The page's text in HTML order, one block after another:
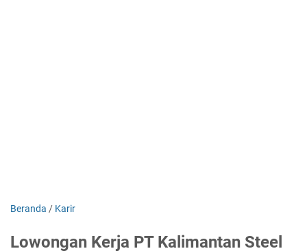
Beranda / Karir
Lowongan Kerja PT Kalimantan Steel